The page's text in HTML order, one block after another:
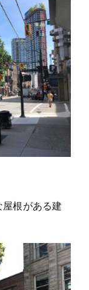
根がある建